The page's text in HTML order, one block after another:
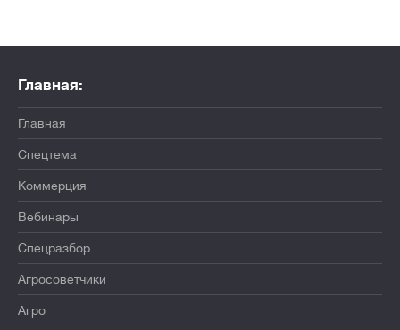
Главная:
Главная
Спецтема
Коммерция
Вебинары
Спецразбор
Агросоветчики
Агро